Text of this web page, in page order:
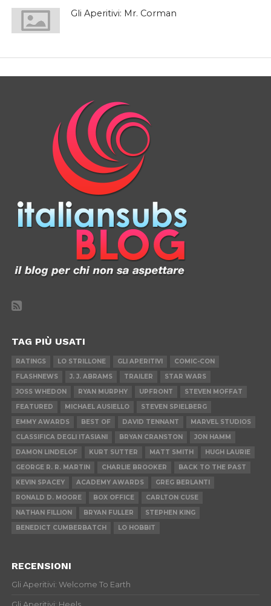
Gli Aperitivi: Mr. Corman
TAG PIÙ USATI
RATINGS LO STRILLONE GLI APERITIVI
COMIC-CON
FLASHNEWS
J. J. ABRAMS TRAILER
STAR WARS
JOSS WHEDON
RYAN MURPHY UPFRONT
STEVEN MOFFAT
FEATURED
MICHAEL AUSIELLO
STEVEN SPIELBERG
EMMY AWARDS
BEST OF DAVID TENNANT
MARVEL STUDIOS
CLASSIFICA DEGLI ITASIANI
BRYAN CRANSTON
JON HAMM
DAMON LINDELOF
KURT SUTTER MATT SMITH
HUGH LAURIE
GEORGE R. R. MARTIN
CHARLIE BROOKER
BACK TO THE PAST
KEVIN SPACEY
ACADEMY AWARDS
GREG BERLANTI
RONALD D. MOORE
BOX OFFICE
CARLTON CUSE
NATHAN FILLION
BRYAN FULLER
STEPHEN KING
BENEDICT CUMBERBATCH
LO HOBBIT
RECENSIONI
Gli Aperitivi: Welcome To Earth